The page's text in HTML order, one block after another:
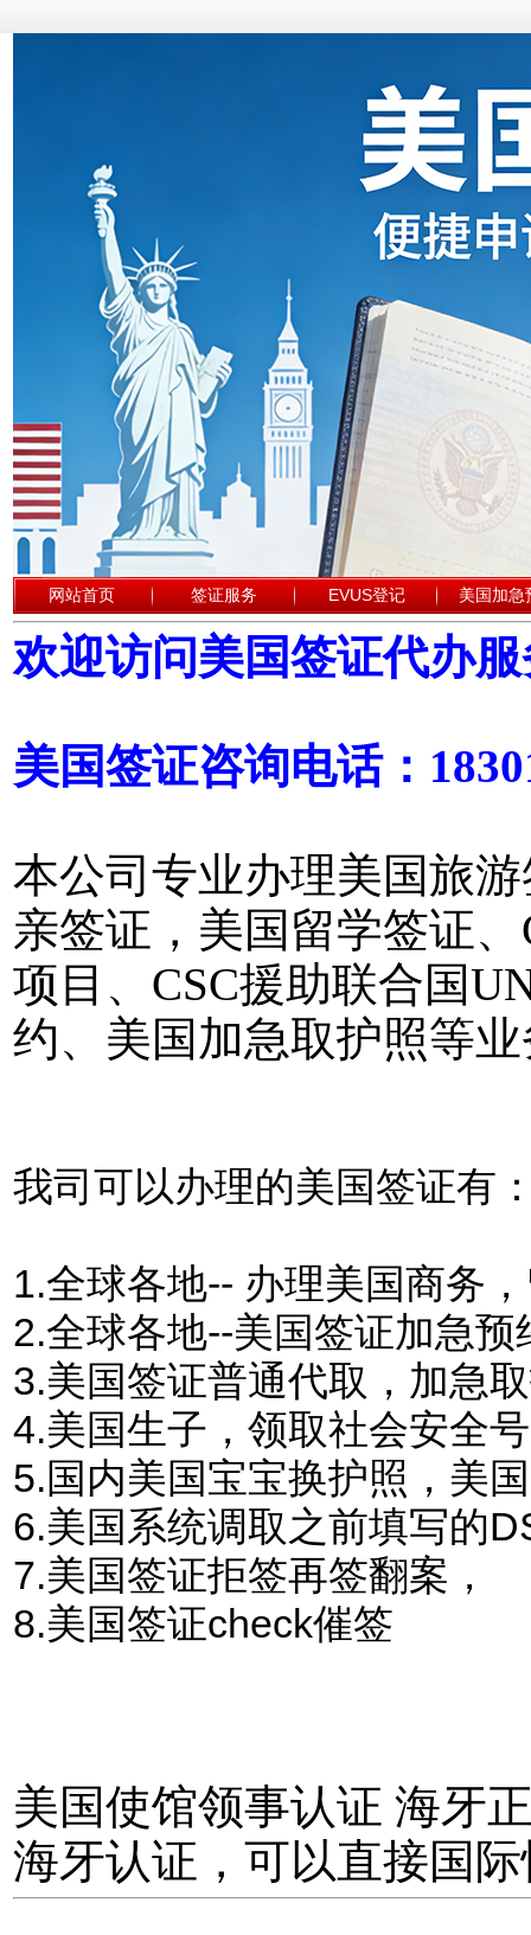
网站首页 签证服务 EVUS登记 美国加急
欢迎访问美国签证代办
美国签证咨询电话：
本公司专业办理美国旅
亲签证，美国留学签证
项目、CSC援助联合国
约、美国加急取护照等
我司可以办理的美国签证有
1.全球各地-- 办理美国商务
2.全球各地--美国签证加急预
3.美国签证普通代取，加急
4.美国生子，领取社会安全
5.国内美国宝宝换护照，美
6.美国系统调取之前填写的
7.美国签证拒签再签翻案，
8.美国签证check催签
美国使馆领事认证 海牙
海牙认证，可以直接国